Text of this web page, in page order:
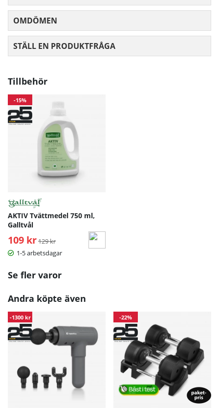
OMDÖMEN
STÄLL EN PRODUKTFRÅGA
Tillbehör
-15%
AKTIV Tvättmedel 750 ml,
Galltvål
109 kr Ordinarie pris:
129 kr
1-5 arbetsdagar
Se fler varor
Andra köpte även
-1300 kr -22%